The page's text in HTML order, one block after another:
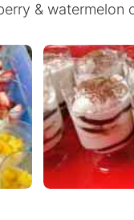
& watermelon